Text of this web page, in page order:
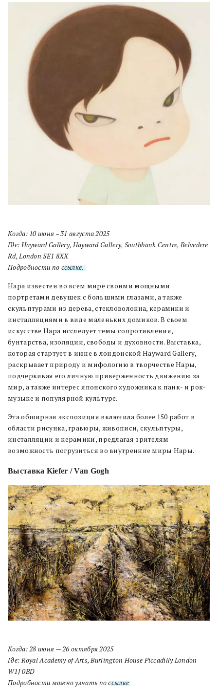
Когда: 10 июня – 31 августа 2025
Где: Hayward Gallery, Hayward Gallery, Southbank Centre, Belvedere
Rd, London SE1 8XX
Подробности по ссылке.
Нара известен во всем мире своими мощными
портретами девушек с большими глазами, а также
скульптурами из дерева, стекловолокна, керамики и
инсталляциями в виде маленьких домиков. В своем
искусстве Нара исследует темы сопротивления,
бунтарства, изоляции, свободы и духовности. Выставка,
которая стартует в июне в лондонской Hayward Gallery,
раскрывает природу и мифологию в творчестве Нары,
подчеркивая его личную приверженность движению за
мир, а также интерес японского художника к панк- и рок-
музыке и популярной культуре.
Эта обширная экспозиция включила более 150 работ в
области рисунка, гравюры, живописи, скульптуры,
инсталляции и керамики, предлагая зрителям
возможность погрузиться во внутренние миры Нары.
Выставка Kiefer / Van Gogh
Когда: 28 июня — 26 октября 2025
Где: Royal Academy of Arts, Burlington House Piccadilly London
W1J 0BD
Подробности можно узнать поссылке.